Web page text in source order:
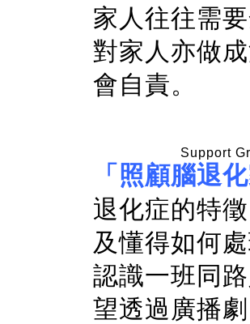
家人往往需
對家人亦做
會自責。
Support
「照顧腦退
退化症的特
及懂得如何
認識一班同
望透過廣播